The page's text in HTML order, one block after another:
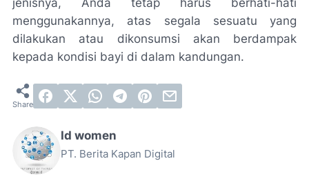
menggunakannya, atas segala sesuatu yang
dilakukan atau dikonsumsi akan berdampak
kepada kondisi bayi di dalam kandungan.
Id women
PT. Berita Kapan Digital